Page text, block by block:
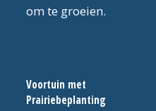
om te groeien.
Voortuin met
Prairiebeplanting